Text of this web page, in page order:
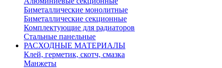
Биметаллические монолитные
Биметаллические секционные
Комплектующие для радиаторов
Стальные панельные
РАСХОДНЫЕ МАТЕРИАЛЫ
Клей, герметик, скотч, смазка
Манжеты